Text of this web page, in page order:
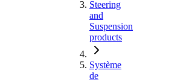
Steering
and
Suspension
products
Système
de